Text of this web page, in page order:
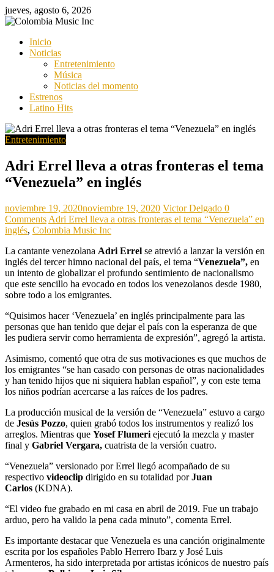
Saltar
al
jueves, agosto 6, 2026
Music
Music
Inicio
Noticias
Entretenimiento
Música
Noticias del momento
Estrenos
Latino Hits
Entretenimiento
Adri Errel lleva a otras fronteras el tema
“Venezuela” en inglés
noviembre 19, 2020noviembre 19, 2020 Victor Delgado 0
Comments Adri Errel lleva a otras fronteras el tema “Venezuela” en
inglés, Colombia Music Inc
La cantante venezolana Adri Errel se atrevió a lanzar la versión en
inglés del tercer himno nacional del país, el tema “Venezuela”, en
un intento de globalizar el profundo sentimiento de nacionalismo
que este sencillo ha evocado en todos los venezolanos desde 1980,
sobre todo a los emigrantes.
“Quisimos hacer ‘Venezuela’ en inglés principalmente para las
personas que han tenido que dejar el país con la esperanza de que
les pudiera servir como herramienta de expresión”, agregó la artista.
Asimismo, comentó que otra de sus motivaciones es que muchos de
los emigrantes “se han casado con personas de otras nacionalidades
y han tenido hijos que ni siquiera hablan español”, y con este tema
los niños podrían acercarse a las raíces de los padres.
La producción musical de la versión de “Venezuela” estuvo a cargo
de Jesús Pozzo, quien grabó todos los instrumentos y realizó los
arreglos. Mientras que Yosef Flumeri ejecutó la mezcla y master
final y Gabriel Vergara, cuatrista de la versión cuatro.
“Venezuela” versionado por Errel llegó acompañado de su
respectivo videoclip dirigido en su totalidad porJuan
Carlos (KDNA).
“El video fue grabado en mi casa en abril de 2019. Fue un trabajo
arduo, pero ha valido la pena cada minuto”, comenta Errel.
Es importante destacar que Venezuela es una canción originalmente
escrita por los españoles Pablo Herrero Ibarz y José Luis
Armenteros, ha sido interpretada por artistas icónicos de nuestro país